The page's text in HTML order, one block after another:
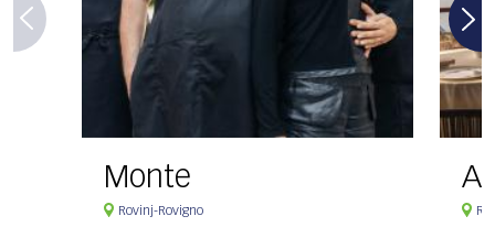
Monte
Rovinj-Rovigno